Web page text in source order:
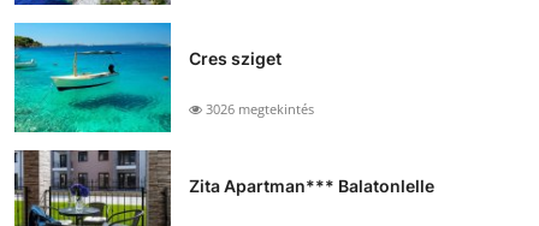
Cres sziget
3026 megtekintés
Zita Apartman*** Balatonlelle